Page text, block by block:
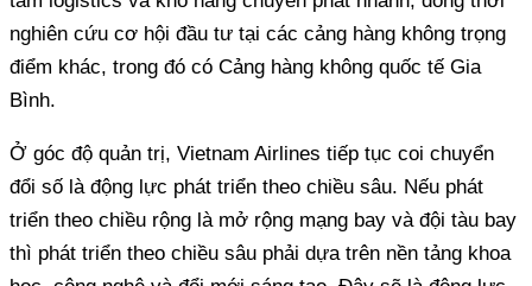
nghiên cứu cơ hội đầu tư tại các cảng hàng không trọng
điểm khác, trong đó có Cảng hàng không quốc tế Gia
Bình.
Ở góc độ quản trị, Vietnam Airlines tiếp tục coi chuyển
đổi số là động lực phát triển theo chiều sâu. Nếu phát
triển theo chiều rộng là mở rộng mạng bay và đội tàu bay
thì phát triển theo chiều sâu phải dựa trên nền tảng khoa